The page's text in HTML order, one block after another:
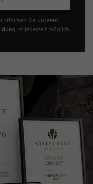
stimmen Sie unseren
ist jederzeit möglich.